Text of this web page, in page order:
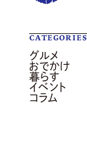
CATEGORIES
グルメ
おでかけ
暮らす
イベント
コラム